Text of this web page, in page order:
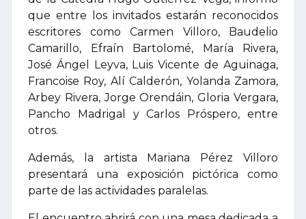
que entre los invitados estarán reconocidos
escritores como Carmen Villoro, Baudelio
Camarillo, Efraín Bartolomé, María Rivera,
José Ángel Leyva, Luis Vicente de Aguinaga,
Francoise Roy, Alí Calderón, Yolanda Zamora,
Arbey Rivera, Jorge Orendáin, Gloria Vergara,
Pancho Madrigal y Carlos Próspero, entre
otros.
Además, la artista Mariana Pérez Villoro
presentará una exposición pictórica como
parte de las actividades paralelas.